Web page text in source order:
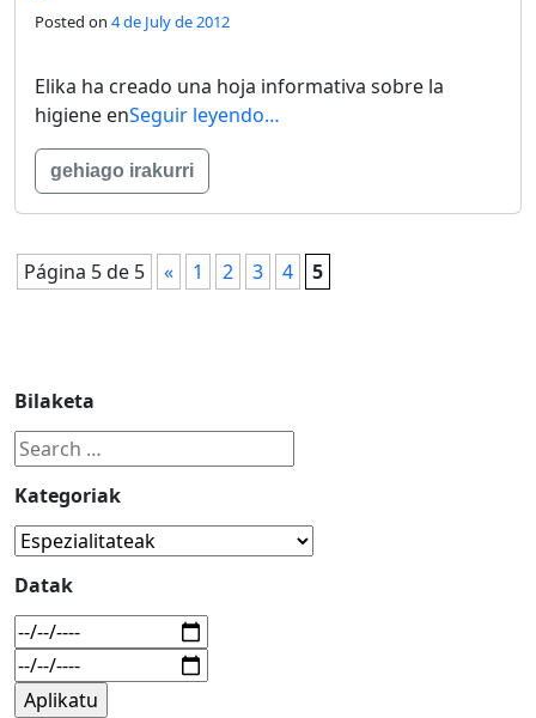
Posted on 4 de July de 2012
Elika ha creado una hoja informativa sobre la
higiene enSeguir leyendo…
gehiago irakurri
Página 5 de 5 « 1 2 3 4 5
Bilaketa
Kategoriak
Datak